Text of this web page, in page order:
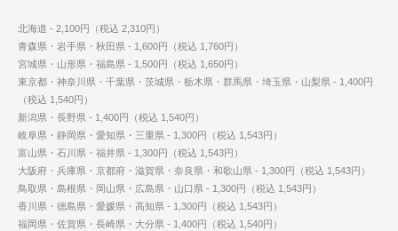
北海道 - 2,100円（税込 2,310円）
青森県・岩手県・秋田県 - 1,600円（税込 1,760円）
宮城県・山形県・福島県 - 1,500円（税込 1,650円）
東京都・神奈川県・千葉県・茨城県・栃木県・群馬県・埼玉県・山梨県 - 1,400円
（税込 1,540円）
新潟県・長野県 - 1,400円（税込 1,540円）
岐阜県・静岡県・愛知県・三重県 - 1,300円（税込 1,543円）
富山県・石川県・福井県 - 1,300円（税込 1,543円）
大阪府・兵庫県・京都府・滋賀県・奈良県・和歌山県 - 1,300円（税込 1,543円）
鳥取県・島根県・岡山県・広島県・山口県 - 1,300円（税込 1,543円）
香川県・徳島県・愛媛県・高知県 - 1,300円（税込 1,543円）
福岡県・佐賀県・長崎県・大分県 - 1,400円（税込 1,540円）